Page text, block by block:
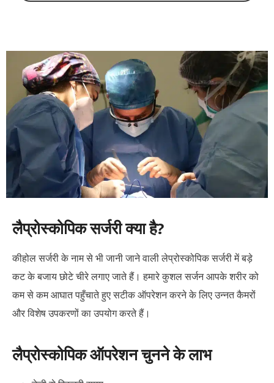
लैप्रोस्कोपिक सर्जरी क्या है?
कीहोल सर्जरी के नाम से भी जानी जाने वाली लेप्रोस्कोपिक सर्जरी में बड़े
कट के बजाय छोटे चीरे लगाए जाते हैं। हमारे कुशल सर्जन आपके शरीर को
कम से कम आघात पहुँचाते हुए सटीक ऑपरेशन करने के लिए उन्नत कैमरों
और विशेष उपकरणों का उपयोग करते हैं।
लैप्रोस्कोपिक ऑपरेशन चुनने के लाभ